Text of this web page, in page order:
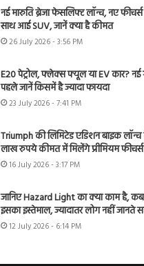
नई मारुति ब्रेजा फेसलिफ्ट लॉन्च, नए
साथ आई SUV, जानें क्या है कीमत
26 July 2026 - 3:56 PM
E20 पेट्रोल, फ्लेक्स फ्यूल या EV कार? नई
पहले जानें किसमें है ज्यादा फायदा
23 July 2026 - 7:41 PM
Triumph की लिमिटेड एडिशन बाइक
लाख रुपये कीमत में मिलेंगे प्रीमियम फीचर्स
16 July 2026 - 3:17 PM
जानिए Hazard Light का क्या काम है,
इसका इस्तेमाल, ज्यादातर लोग नहीं जानते
12 July 2026 - 6:14 PM